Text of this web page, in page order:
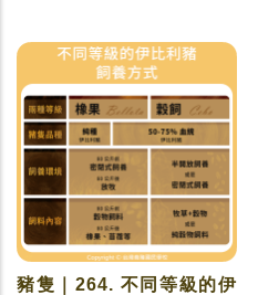
豬隻｜264. 不同等級的伊